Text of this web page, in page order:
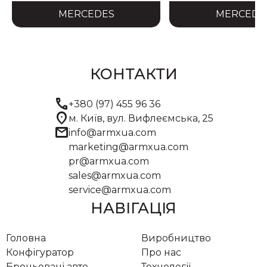
MERCEDES
КОНТАКТИ
call+380 (97) 455 96 36
location_on м. Київ, вул. Вифлеємська, 25
mailinfo@armxua.com
marketing@armxua.com
pr@armxua.com
sales@armxua.com
service@armxua.com
НАВІГАЦІЯ
Головна
Виробництво
Конфігуратор
Про нас